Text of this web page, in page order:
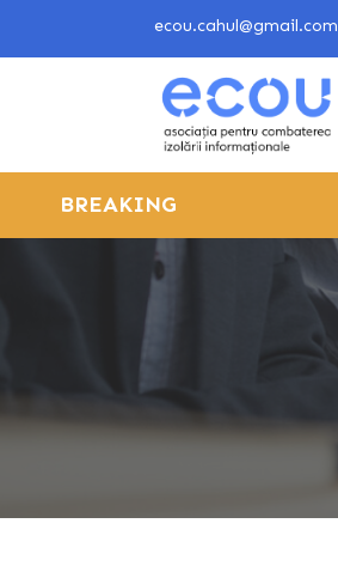
ecou.cahul@gmail.com
BREAKING